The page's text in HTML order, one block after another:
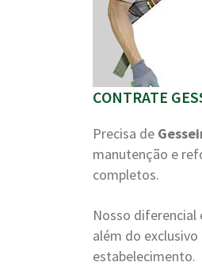
CONTRATE
Precisa de
manutenção e
completos.
Nosso
além do
estabelecimento.